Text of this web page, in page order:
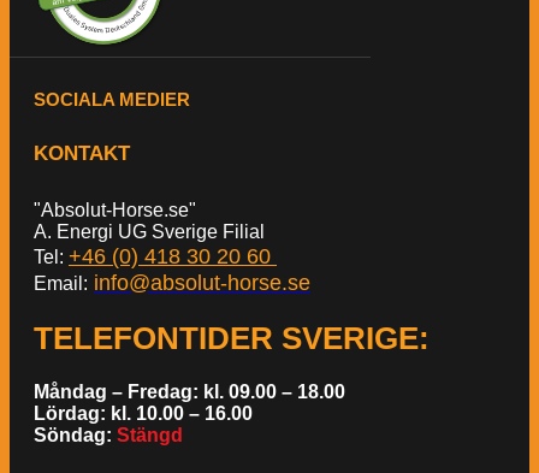
SOCIALA MEDIER
KONTAKT
"Absolut-Horse.se"
A. Energi UG Sverige Filial
Tel: +46 (0) 418 30 20 60
Email: info@absolut-horse.se
TELEFONTIDER SVERIGE:
Måndag – Fredag: kl. 09.00 – 18.00
Lördag: kl. 10.00 – 16.00
Söndag: Stängd